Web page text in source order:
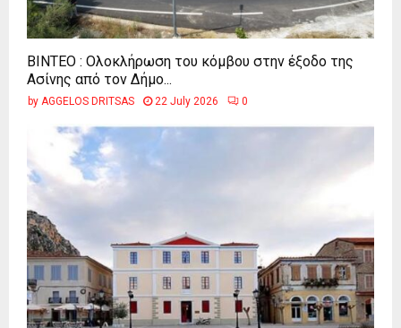
ΒΙΝΤΕΟ : Ολοκλήρωση του κόμβου στην έξοδο της
Ασίνης από τον Δήμο...
by AGGELOS DRITSAS 22 July 2026 0